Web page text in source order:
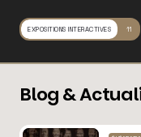
EXPOSITIONS INTERACTIVES 11
Blog &